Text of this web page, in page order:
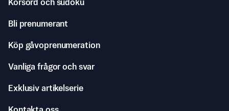
Korsord och sudoku
Bli prenumerant
Köp gåvoprenumeration
Vanliga frågor och svar
Exklusiv artikelserie